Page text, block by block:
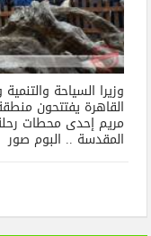
وزيرا السياحة
القاهرة يفتتحون
مريم إحدى محطات
المقدسة .. البوم صور